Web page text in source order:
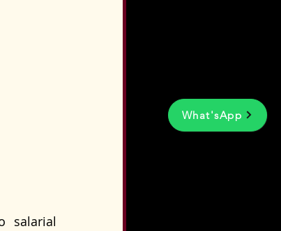
What'sApp
salarial